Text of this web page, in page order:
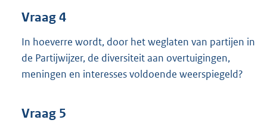
Vraag 4
In hoeverre wordt, door het weglaten van partijen in
de Partijwijzer, de diversiteit aan overtuigingen,
meningen en interesses voldoende weerspiegeld?
Vraag 5